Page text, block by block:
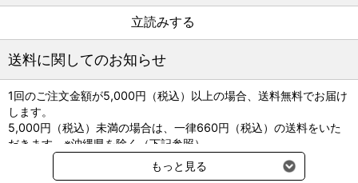
・麻酔管理でよく遭遇する異常と対応法を紹介
・それぞれのモニタリングの意義の丁寧な解説と「押さえるポイン
ト」を理解することで対応能力が身につく ・付録は、国内の臨床現
場に即した「オリジナル麻酔記録用紙」。購入者限定で書き込みや
著者：伊丹貴晴
監修：山下和人
B5判 312頁
付録：「オリジナル麻酔記録用紙（B4判）」
立読みする
送料に関してのお知らせ
1回のご注文金額が5,000円（税込）以上の場合、送料無料でお届け
します。
5,000円（税込）未満の場合は、一律660円（税込）の送料をいた
だきます。※沖縄県を除く（下記参照）
※2017年11月14日（火）より沖縄県へのお届けにつきましては、1
回のご注文金額（税込）が、30,000円以上で配送無料となります。
もっと見る